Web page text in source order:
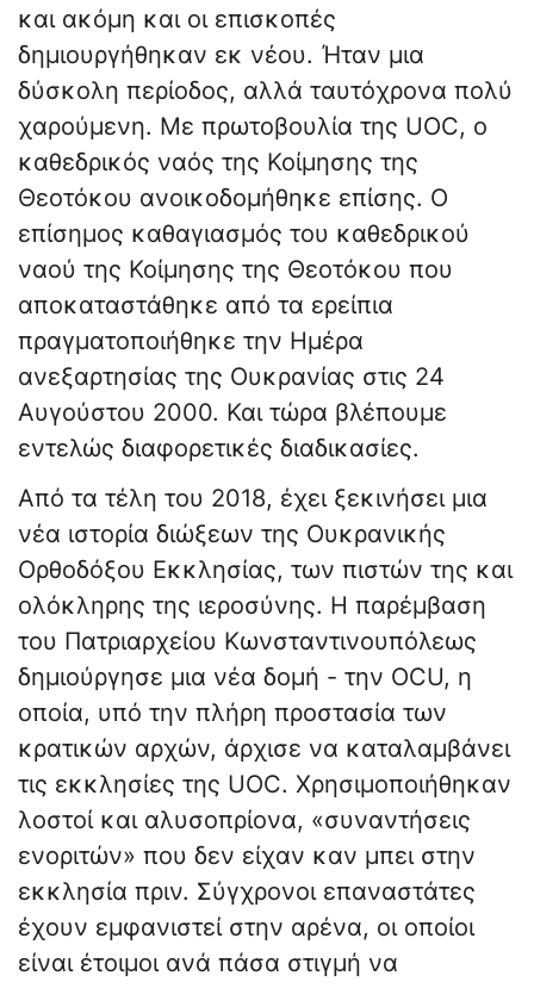
και ακόμη και οι επισκοπές
δημιουργήθηκαν εκ νέου. Ήταν μια
δύσκολη περίοδος, αλλά ταυτόχρονα πολύ
χαρούμενη. Με πρωτοβουλία της UOC, ο
καθεδρικός ναός της Κοίμησης της
Θεοτόκου ανοικοδομήθηκε επίσης. Ο
επίσημος καθαγιασμός του καθεδρικού
ναού της Κοίμησης της Θεοτόκου που
αποκαταστάθηκε από τα ερείπια
πραγματοποιήθηκε την Ημέρα
ανεξαρτησίας της Ουκρανίας στις 24
Αυγούστου 2000. Και τώρα βλέπουμε
εντελώς διαφορετικές διαδικασίες.
Από τα τέλη του 2018, έχει ξεκινήσει μια
νέα ιστορία διώξεων της Ουκρανικής
Ορθοδόξου Εκκλησίας, των πιστών της και
ολόκληρης της ιεροσύνης. Η παρέμβαση
του Πατριαρχείου Κωνσταντινουπόλεως
δημιούργησε μια νέα δομή - την OCU, η
οποία, υπό την πλήρη προστασία των
κρατικών αρχών, άρχισε να καταλαμβάνει
τις εκκλησίες της UOC. Χρησιμοποιήθηκαν
λοστοί και αλυσοπρίονα, «συναντήσεις
ενοριτών» που δεν είχαν καν μπει στην
εκκλησία πριν. Σύγχρονοι επαναστάτες
έχουν εμφανιστεί στην αρένα, οι οποίοι
είναι έτοιμοι ανά πάσα στιγμή να